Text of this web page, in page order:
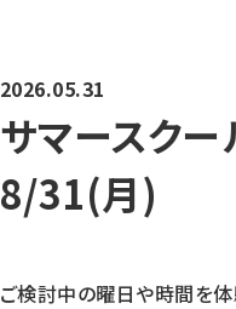
2026.05.31
サマース
8/31(月)
ご検討中の曜日や時間を体